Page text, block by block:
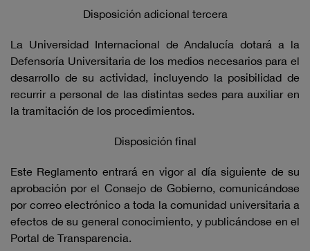
Disposición adicional tercera
La Universidad Internacional de Andalucía dotará a la
Defensoría Universitaria de los medios necesarios para el
desarrollo de su actividad, incluyendo la posibilidad de
recurrir a personal de las distintas sedes para auxiliar en
la tramitación de los procedimientos.
Disposición final
Este Reglamento entrará en vigor al día siguiente de su
aprobación por el Consejo de Gobierno, comunicándose
por correo electrónico a toda la comunidad universitaria a
efectos de su general conocimiento, y publicándose en el
Portal de Transparencia.